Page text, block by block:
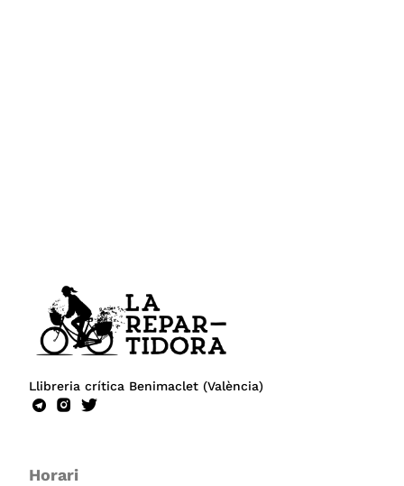
Llibreria crítica Benimaclet (València)
Horari